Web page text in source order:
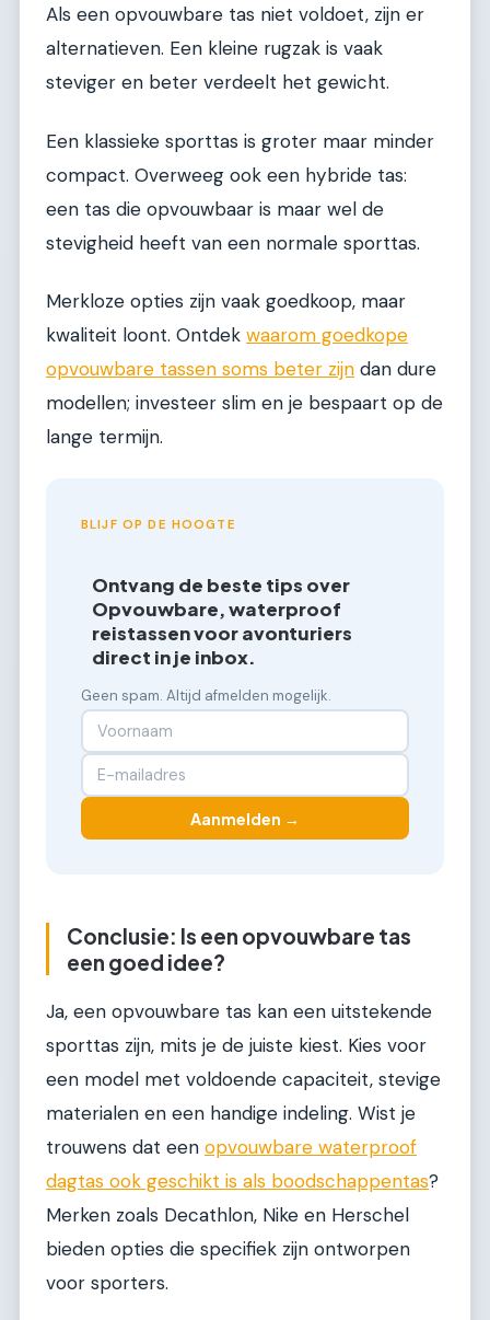
Als een opvouwbare tas niet voldoet, zijn er
alternatieven. Een kleine rugzak is vaak
steviger en beter verdeelt het gewicht.
Een klassieke sporttas is groter maar minder
compact. Overweeg ook een hybride tas:
een tas die opvouwbaar is maar wel de
stevigheid heeft van een normale sporttas.
Merkloze opties zijn vaak goedkoop, maar
kwaliteit loont. Ontdek waarom goedkope
opvouwbare tassen soms beter zijn dan dure
modellen; investeer slim en je bespaart op de
lange termijn.
BLIJF OP DE HOOGTE
Ontvang de beste tips over
Opvouwbare, waterproof
reistassen voor avonturiers
direct in je inbox.
Geen spam. Altijd afmelden mogelijk.
Aanmelden →
Conclusie: Is een opvouwbare tas
een goed idee?
Ja, een opvouwbare tas kan een uitstekende
sporttas zijn, mits je de juiste kiest. Kies voor
een model met voldoende capaciteit, stevige
materialen en een handige indeling. Wist je
trouwens dat een opvouwbare waterproof
dagtas ook geschikt is als boodschappentas?
Merken zoals Decathlon, Nike en Herschel
bieden opties die specifiek zijn ontworpen
voor sporters.